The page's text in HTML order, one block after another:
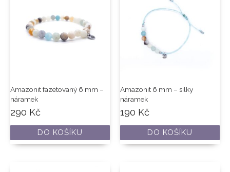
Amazonit fazetovaný 6 mm –
náramek
290 Kč
DO KOŠÍKU
Amazonit 6 mm – silky
náramek
190 Kč
DO KOŠÍKU